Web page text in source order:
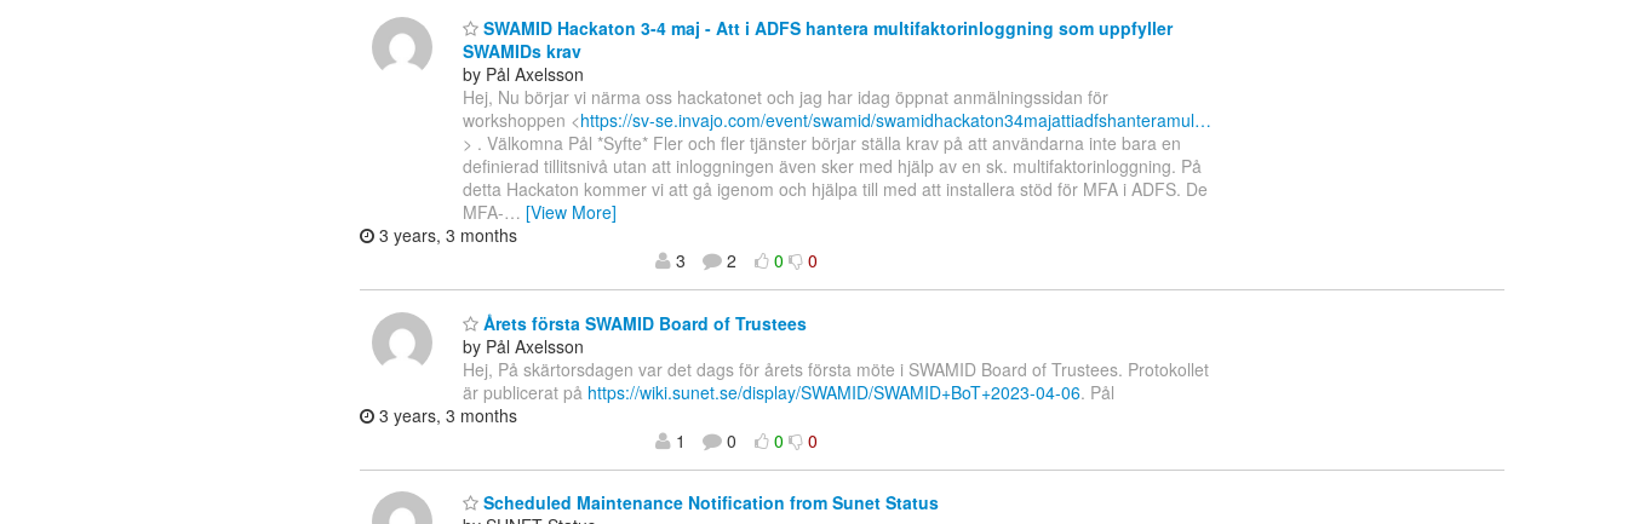
SWAMID Hackaton 3-4 maj - Att i ADFS hantera multifaktorinloggning som uppfyller
SWAMIDs krav
by Pål Axelsson
Hej, Nu börjar vi närma oss hackatonet och jag har idag öppnat anmälningssidan för
workshoppen <https://sv-se.invajo.com/event/swamid/swamidhackaton34majattiadfshanteramul…
> . Välkomna Pål *Syfte* Fler och fler tjänster börjar ställa krav på att användarna inte bara en
definierad tillitsnivå utan att inloggningen även sker med hjälp av en sk. multifaktorinloggning. På
detta Hackaton kommer vi att gå igenom och hjälpa till med att installera stöd för MFA i ADFS. De
MFA-… [View More]
3 years, 3 months
3
2 0 0
Årets första SWAMID Board of Trustees
by Pål Axelsson
Hej, På skärtorsdagen var det dags för årets första möte i SWAMID Board of Trustees. Protokollet
är publicerat på https://wiki.sunet.se/display/SWAMID/SWAMID+BoT+2023-04-06. Pål
3 years, 3 months
1
0 0 0
Scheduled Maintenance Notification from Sunet Status